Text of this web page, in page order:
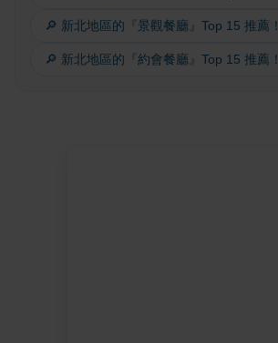
🔎 新北地區的『景觀餐廳』Top 15 推薦！
🔎 新北地區的『約會餐廳』Top 15 推薦！